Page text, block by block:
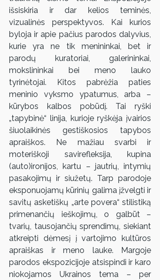
išsiskiria ir dar kelios teminės,
vizualinės perspektyvos. Kai kurios
byloja ir apie pačius parodos dalyvius,
kurie yra ne tik menininkai, bet ir
parodų kuratoriai, galerininkai,
mokslininkai bei meno lauko
tyrinėtojai. Kitos pabrėžia paties
meninio vyksmo ypatumus, arba –
kūrybos kalbos pobūdį. Tai ryški
„tapybinė“ linija, kurioje ryškėja įvairios
šiuolaikinės gestiškosios tapybos
apraiškos. Ne mažiau svarbi ir
moteriškoji savirefleksija, kupina
(auto)ironijos, kartu – jautrių, intymių
pasakojimų ir siužetų. Tarp parodoje
eksponuojamų kūrinių galima įžvelgti ir
savitų asketiškų „arte povera“ stilistiką
primenančių ieškojimų, o galbūt –
tvarių, tausojančių sprendimų, siekiant
atkreipti dėmesį į vartojimo kultūros
apraiškas ir meno lauke. Margoje
parodos ekspozicijoje atsispindi ir karo
niokojamos Ukrainos tema – per